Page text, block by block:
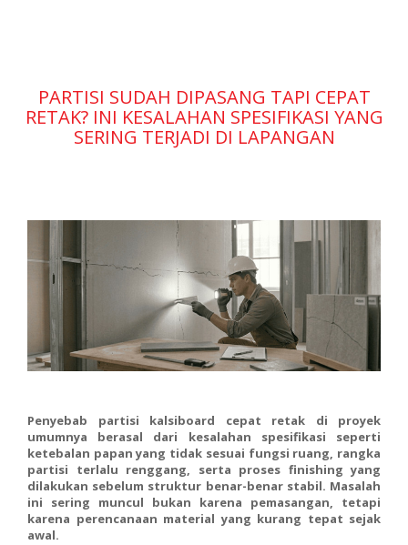
PARTISI SUDAH DIPASANG TAPI CEPAT
RETAK? INI KESALAHAN SPESIFIKASI YANG
SERING TERJADI DI LAPANGAN
Penyebab partisi kalsiboard cepat retak di proyek
umumnya berasal dari kesalahan spesifikasi seperti
ketebalan papan yang tidak sesuai fungsi ruang, rangka
partisi terlalu renggang, serta proses finishing yang
dilakukan sebelum struktur benar-benar stabil. Masalah
ini sering muncul bukan karena pemasangan, tetapi
karena perencanaan material yang kurang tepat sejak
awal.